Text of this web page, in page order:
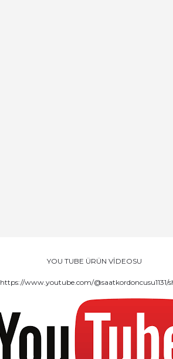
YOU TUBE ÜRÜN VİDEOSU
https://www.youtube.com/@saatkordoncusu1131/